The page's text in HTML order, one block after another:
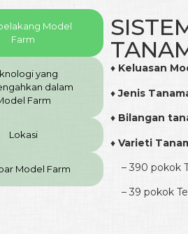
Model
Farm
yang
dalam
Farm
Lokasi
Gambar Model Farm
♦ Keluasan
♦Jenis
♦ Bilangan
♦ Varieti
– 390 pokok
– 39 pokok